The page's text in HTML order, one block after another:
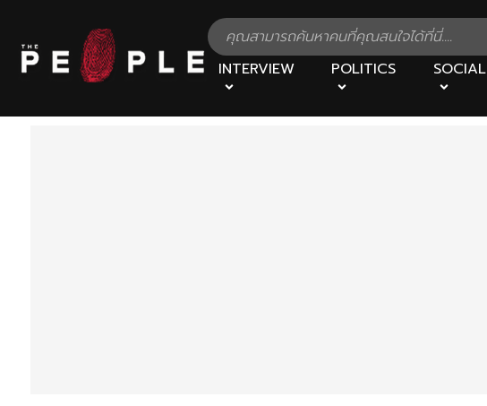
INTERVIEW POLITICS SOCIAL